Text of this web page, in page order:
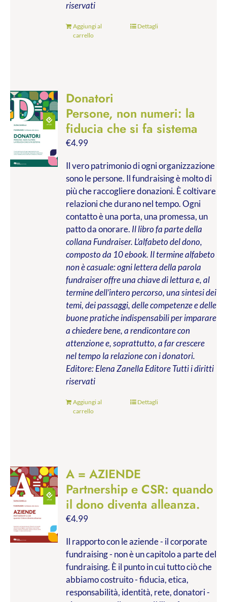
riservati
Aggiungi al
carrello
Dettagli
Donatori
Persone, non numeri: la
fiducia che si fa sistema
€4.99
Il vero patrimonio di ogni organizzazione
sono le persone. Il fundraising è molto di
più che raccogliere donazioni. È coltivare
relazioni che durano nel tempo. Ogni
contatto è una porta, una promessa, un
patto da onorare. Il libro fa parte della
collana Fundraiser. L’alfabeto del dono,
composto da 10 ebook. Il termine alfabeto
non è casuale: ogni lettera della parola
fundraiser offre una chiave di lettura e, al
termine dell’intero percorso, una sintesi dei
temi, dei passaggi, delle competenze e delle
buone pratiche indispensabili per imparare
a chiedere bene, a rendicontare con
attenzione e, soprattutto, a far crescere
nel tempo la relazione con i donatori.
Editore: Elena Zanella EditoreTutti i diritti
riservati
Aggiungi al
carrello
Dettagli
A = AZIENDE
Partnership e CSR: quando
il dono diventa alleanza.
€4.99
Il rapporto con le aziende - il corporate
fundraising - non è un capitolo a parte del
fundraising. È il punto in cui tutto ciò che
abbiamo costruito - fiducia, etica,
responsabilità, identità, rete, donatori -